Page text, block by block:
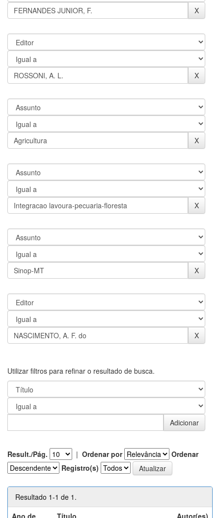
Utilizar filtros para refinar o resultado de busca.
Result./Pág. | Ordenar por
Ordenar
Registro(s)
Resultado 1-1 de 1.
Ano de
Título Autor(es)